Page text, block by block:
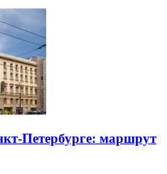
Петербурге: маршрут